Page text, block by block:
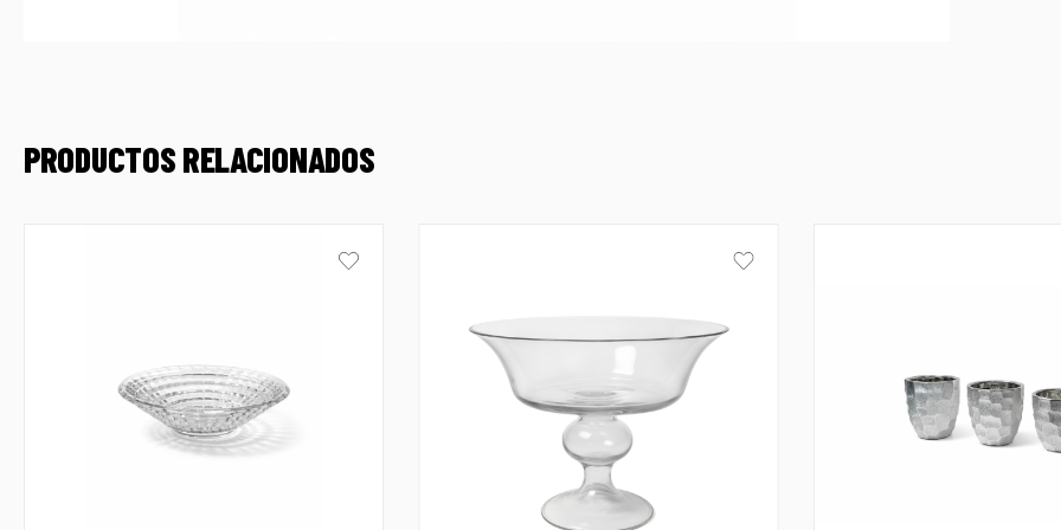
PRODUCTOS RELACIONADOS